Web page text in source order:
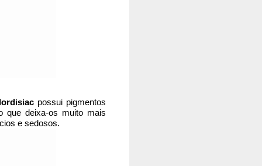
possui pigmentos
que deixa-os muito mais
e sedosos.